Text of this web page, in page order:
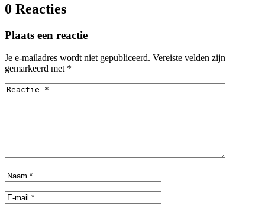
0 Reacties
Plaats een reactie
Je e-mailadres wordt niet gepubliceerd. Vereiste velden zijn
gemarkeerd met *